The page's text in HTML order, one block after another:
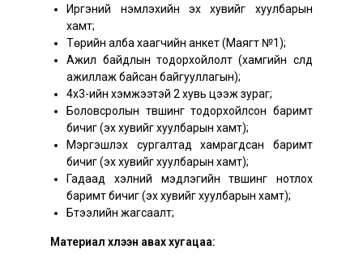
Иргэний үнэмлэхийн эх хувийг хуулбарын
хамт;
Төрийн алба хаагчийн анкет (Маягт №1);
Ажил байдлын тодорхойлолт (хамгийн сүүлд
ажиллаж байсан байгууллагын);
4х3-ийн хэмжээтэй 2 хувь цээж зураг;
Боловсролын түвшинг тодорхойлсон баримт
бичиг (эх хувийг хуулбарын хамт);
Мэргэшүүлэх сургалтад хамрагдсан баримт
бичиг (эх хувийг хуулбарын хамт);
Гадаад хэлний мэдлэгийн түвшинг нотлох
баримт бичиг (эх хувийг хуулбарын хамт);
Бүтээлийн жагсаалт;
Материал хүлээн авах хугацаа: